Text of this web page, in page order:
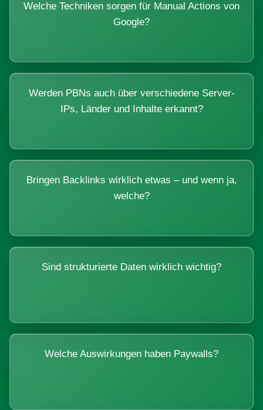
Welche Techniken sorgen für Manual Actions von
Google?
Werden PBNs auch über verschiedene Server-
IPs, Länder und Inhalte erkannt?
Bringen Backlinks wirklich etwas – und wenn ja,
welche?
Sind strukturierte Daten wirklich wichtig?
Welche Auswirkungen haben Paywalls?